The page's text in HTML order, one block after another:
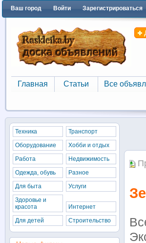
Ваш город Войти Зарегистрироваться
Главная
Главная
Статьи
Статьи
Все
Все
Техника
Транспорт
Оборудование
Хобби и отдых
Работа
Недвижимость
Одежда, обувь
Разное
Для быта
Услуги
Здоровье и
красота
Интернет
Для детей
Строительство